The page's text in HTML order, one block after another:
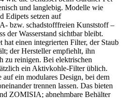
und langlebig. Modelle wie
Edipets setzen auf
bzw. schadstofffreien Kunststoff –
der Wasserstand sichtbar bleibt.
hat einen integrierten Filter, der Staub
der Hersteller empfiehlt, ihn
zu reinigen. Bei elektrischen
ein Aktivkohle-Filter üblich.
auf ein modulares Design, bei dem
trennen lassen. Das bieten
ZOMISIA; abnehmbare Behälter